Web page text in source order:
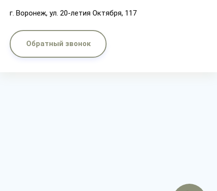
г. Воронеж, ул. 20-летия Октября, 117
Обратный звонок